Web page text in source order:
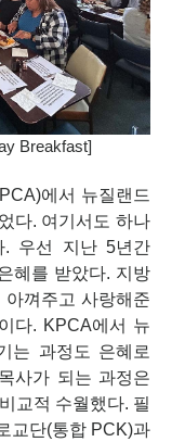
Breakfast]
에서 뉴질랜드
다. 여기서도 하나
. 우선 지난 5년간
혜를 받았다. 지방
껴주고 사랑해준
다. KPCA에서 뉴
는 과정도 은혜로
사가 되는 과정은
교적 수월했다. 필
교단(통합 PCK)과